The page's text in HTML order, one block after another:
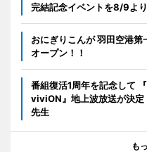
完結記念イベントを8/9よ
おにぎりこんが 羽田空港
オープン！！
番組復活1周年を記念して
viviON』地上波放送が決定
先生
も